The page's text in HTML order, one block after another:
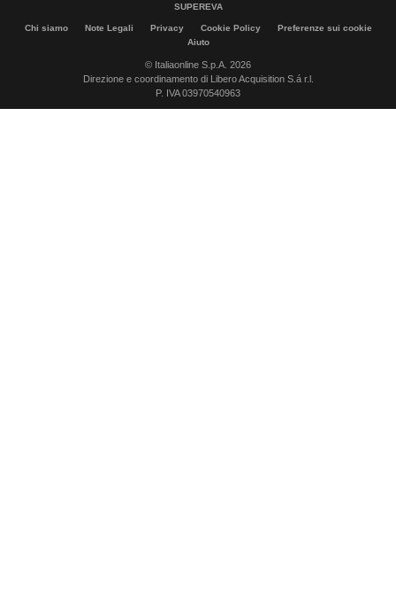
SUPEREVA
Chi siamo Note Legali Privacy Cookie Policy
Preferenze sui cookie
Aiuto
© Italiaonline S.p.A. 2026
Direzione e coordinamento di Libero Acquisition S.á r.l.
P. IVA 03970540963